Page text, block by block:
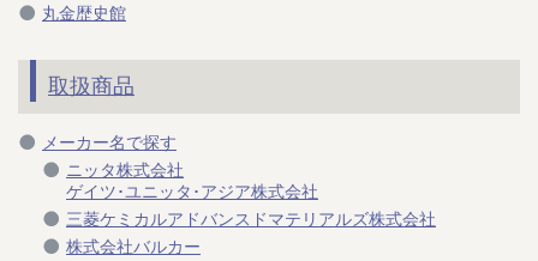
丸金歴史館
取扱商品
メーカー名で探す
ニッタ株式会社
ゲイツ･ユニッタ･アジア株式会社
三菱ケミカルアドバンスドマテリアルズ株式会社
株式会社バルカー